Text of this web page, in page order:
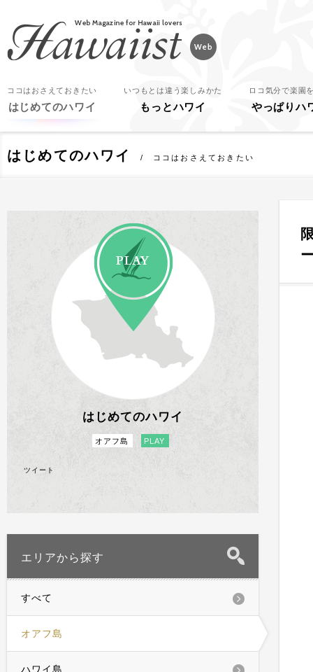
ココはおさえておきたい
はじめてのハワイ
いつもとは違う楽しみかた
もっとハワイ
ロコ気分で楽園
やっぱりハ
はじめてのハワイ ココはおさえておきたい
PLAY
はじめてのハワイ
オアフ島 PLAY
ツイート
エリアから探す
すべて
オアフ島
ハワイ島